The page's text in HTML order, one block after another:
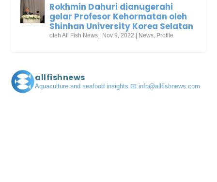
Rokhmin Dahuri dianugerahi
gelar Profesor Kehormatan oleh
Shinhan University Korea Selatan
olehAll Fish News | Nov 9, 2022 | News Profile
allfishnews
Aquaculture and seafood insights 📧 info@allfishnews.com